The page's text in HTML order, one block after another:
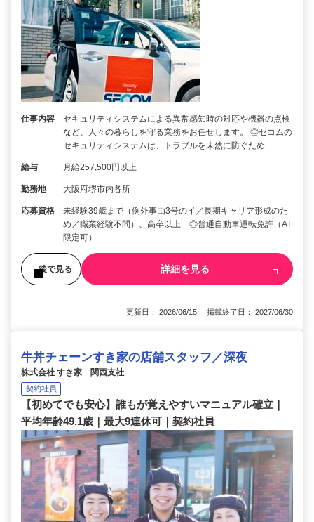
仕事内容
セキュリティシステムによる異常感知時の対応や機器の点検
など、人々の暮らしを守る業務をお任せします。 ◎セコムの
セキュリティシステムは、トラブルを未然に防ぐため…
給与 月給257,500円以上
勤務地 大阪府堺市内各所
応募資格
未経験39歳まで（例外事由3号のイ／長期キャリア形成のた
め／職業経験不問）、高卒以上 ◎普通自動車運転免許（AT
限定可）
後で見る 詳細を見る
更新日： 2026/06/15 掲載終了日： 2027/06/30
牛丼チェーンすき家の店舗スタッフ／深夜
株式会社 すき家 関西支社
契約社員
【初めてでも安心】誰もが覚えやすいマニュアル確立｜
平均年齢49.1歳｜最大9連休可｜契約社員